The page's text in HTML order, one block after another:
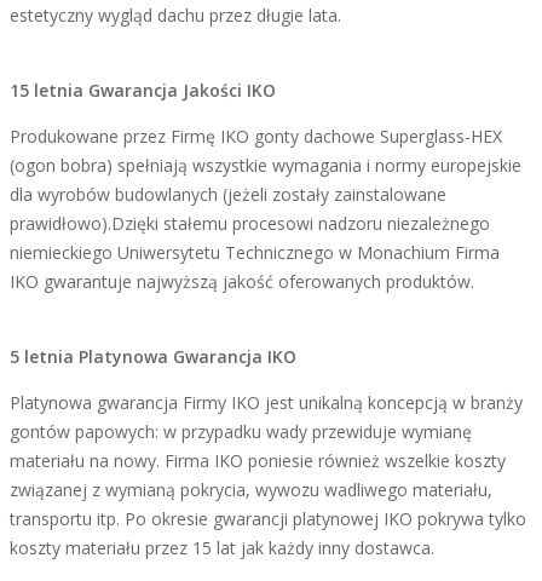
estetyczny wygląd dachu przez długie lata.
15 letnia Gwarancja Jakości IKO
Produkowane przez Firmę IKO gonty dachowe Superglass-HEX
(ogon bobra) spełniają wszystkie wymagania i normy europejskie
dla wyrobów budowlanych (jeżeli zostały zainstalowane
prawidłowo).Dzięki stałemu procesowi nadzoru niezależnego
niemieckiego Uniwersytetu Technicznego w Monachium Firma
IKO gwarantuje najwyższą jakość oferowanych produktów.
5 letnia Platynowa Gwarancja IKO
Platynowa gwarancja Firmy IKO jest unikalną koncepcją w branży
gontów papowych: w przypadku wady przewiduje wymianę
materiału na nowy. Firma IKO poniesie również wszelkie koszty
związanej z wymianą pokrycia, wywozu wadliwego materiału,
transportu itp. Po okresie gwarancji platynowej IKO pokrywa tylko
koszty materiału przez 15 lat jak każdy inny dostawca.